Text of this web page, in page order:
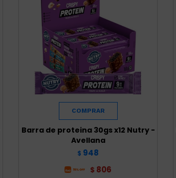
Barra de proteina 30gs x12 Nutry -
Avellana
$ 948
$ 806